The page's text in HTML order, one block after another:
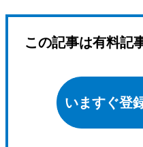
この記事は有料記
いますぐ登